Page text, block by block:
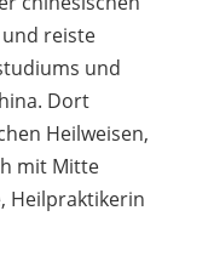
reiste
und
Dort
Heilweisen,
mit Mitte
Heilpraktikerin